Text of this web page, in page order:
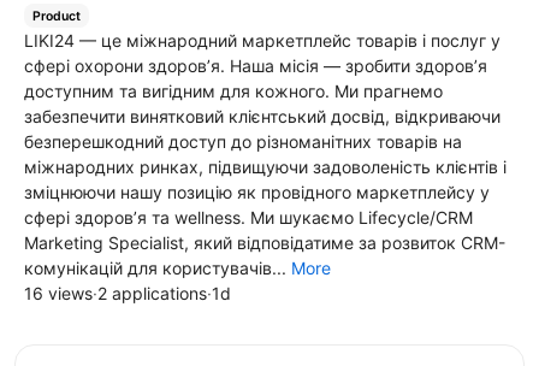
Product
LIKI24 — це міжнародний маркетплейс товарів і послуг у
сфері охорони здоров’я. Наша місія — зробити здоров’я
доступним та вигідним для кожного. Ми прагнемо
забезпечити винятковий клієнтський досвід, відкриваючи
безперешкодний доступ до різноманітних товарів на
міжнародних ринках, підвищуючи задоволеність клієнтів і
зміцнюючи нашу позицію як провідного маркетплейсу у
сфері здоров’я та wellness. Ми шукаємо Lifecycle/CRM
Marketing Specialist, який відповідатиме за розвиток CRM-
комунікацій для користувачів... More
16 views·2 applications·1d